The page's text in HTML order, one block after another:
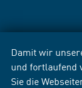
Damit wir
und fortlaufend
Sie die